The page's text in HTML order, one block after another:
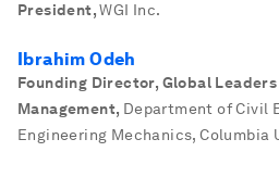
President, WGI Inc.
Ibrahim Odeh
Founding Director, Global
Management, Department of Civil
Engineering Mechanics, Columbia